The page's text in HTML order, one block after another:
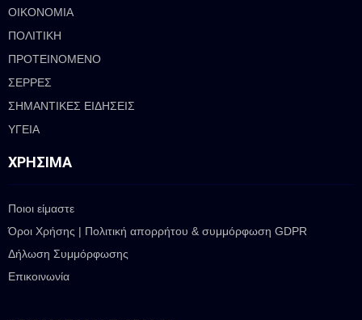
ΟΙΚΟΝΟΜΙΑ
ΠΟΛΙΤΙΚΗ
ΠΡΟΤΕΙΝΟΜΕΝΟ
ΣΕΡΡΕΣ
ΣΗΜΑΝΤΙΚΕΣ ΕΙΔΗΣΕΙΣ
ΥΓΕΙΑ
ΧΡΉΣΙΜΑ
Ποιοι είμαστε
Όροι Χρήσης | Πολιτική απορρήτου & συμμόρφωση GDPR
Δήλωση Συμμόρφωσης
Επικοινωνία